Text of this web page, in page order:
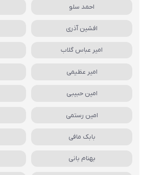
احمد سلو
افشین آذری
امیر عباس گلاب
امیر عظیمی
امین حبیبی
امین رستمی
بابک مافی
بهنام بانی